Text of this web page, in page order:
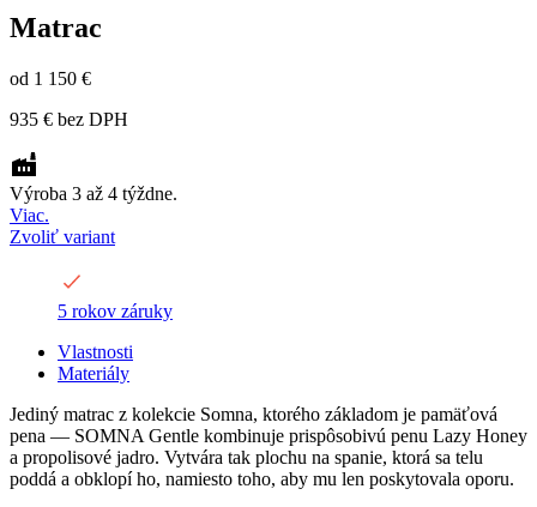
Matrac
od 1 150 €
935 € bez DPH
Výroba 3 až 4 týždne.
Viac.
Zvoliť variant
5 rokov záruky
Vlastnosti
Materiály
Jediný matrac z kolekcie Somna, ktorého základom je pamäťová
pena — SOMNA Gentle kombinuje prispôsobivú penu Lazy Honey
a propolisové jadro. Vytvára tak plochu na spanie, ktorá sa telu
poddá a obklopí ho, namiesto toho, aby mu len poskytovala oporu.